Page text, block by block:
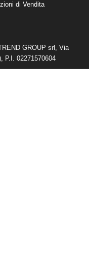
di Vendita
GROUP srl, Via
P.I. 02271570604